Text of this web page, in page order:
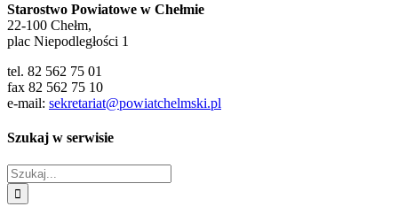
Starostwo Powiatowe w Chełmie
22-100 Chełm,
plac Niepodległości 1
tel. 82 562 75 01
fax 82 562 75 10
e-mail: sekretariat@powiatchelmski.pl
Szukaj w serwisie
Szukaj